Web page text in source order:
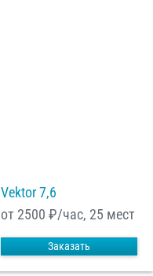
Vektor 7,6
от 2500 ₽/час, 25 мест
Заказать